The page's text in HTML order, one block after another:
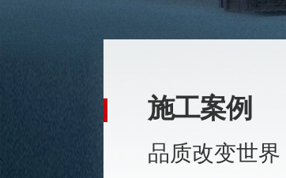
施工案例
品质改变世